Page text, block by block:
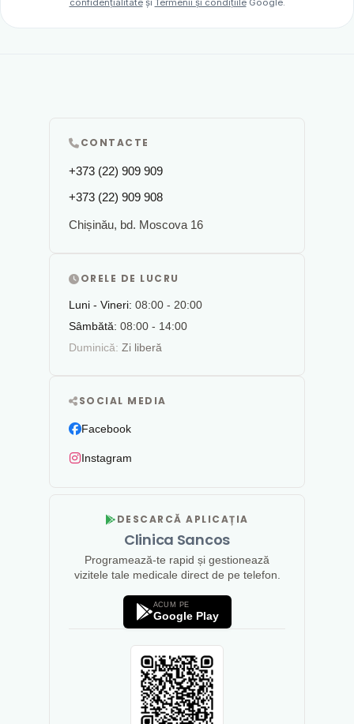
confidențialitateși Termenii și condițiileGoogle.
CONTACTE
+373 (22) 909 909
+373 (22) 909 908
Chișinău, bd. Moscova 16
ORELE DE LUCRU
Luni - Vineri: 08:00 - 20:00
Sâmbătă: 08:00 - 14:00
Duminică: Zi liberă
SOCIAL MEDIA
Facebook
Instagram
DESCARCĂ APLICAȚIA
Clinica Sancos
Programează-te rapid și gestionează
vizitele tale medicale direct de pe telefon.
ACUM PE
Google Play